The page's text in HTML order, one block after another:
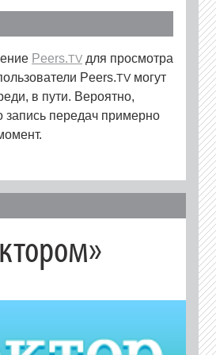
Peers.TV для просмотра
Peers.TV могут
в пути. Вероятно,
запись передач примерно